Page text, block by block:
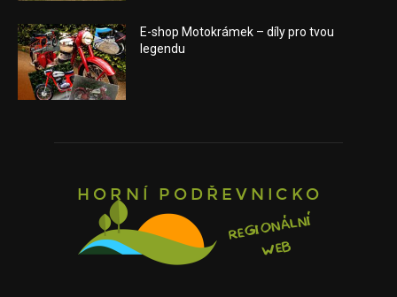
E-shop Motokrámek – díly pro tvou
legendu